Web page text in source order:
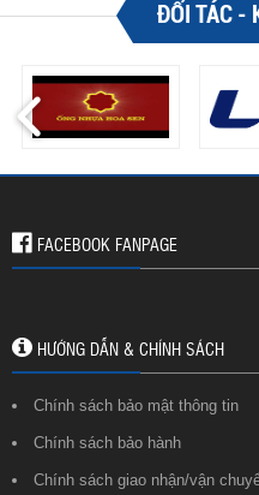
ĐỐI TÁC -
FACEBOOK FANPAGE
HƯỚNG DẪN & CHÍNH SÁCH
Chính sách bảo mật thông tin
Chính sách bảo hành
Chính sách giao nhận/vận